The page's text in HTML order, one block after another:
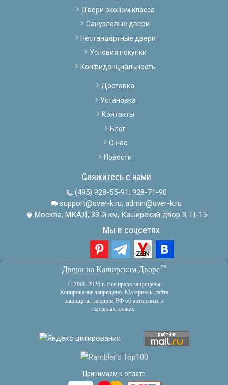
Двери эконом класса
Санузловые двери
Нестандартные двери
Условия покупки
Конфиденциальность
Доставка
Установка
Контакты
Блог
О нас
Новости
Свяжитесь с нами
(495) 928-55-91; 928-71-90
support@dver-k.ru, admin@dver-k.ru
Москва, МКАД, 33-й км, Каширский двор 3, П-15
Мы в соцсетях
Двери на Каширском Дворетм
© 2008-2026 г. Все права защищены
Копирование запрещено. Материалы сайта
защищены законом РФ об авторских и
смежных правах.
Принимаем к оплате